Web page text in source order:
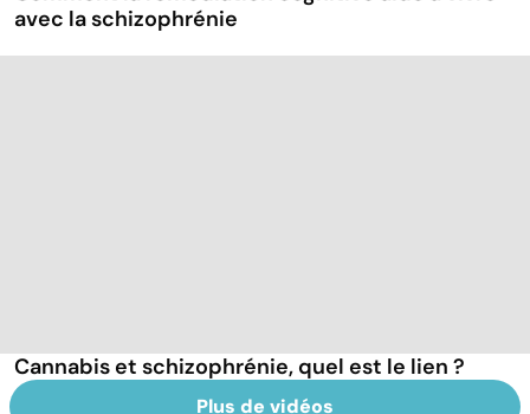
avec la schizophrénie
Cannabis et schizophrénie, quel est le lien ?
Plus de vidéos